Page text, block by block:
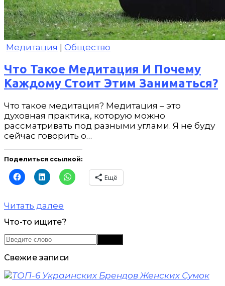
Медитация Общество
Что Такое Медитация И Почему
Каждому Стоит Этим Заниматься?
Что такое медитация? Медитация – это
духовная практика, которую можно
рассматривать под разными углами. Я не буду
сейчас говорить о…
Поделиться ссылкой:
Ещё
Читать далее
Что-то ищите?
Свежие записи